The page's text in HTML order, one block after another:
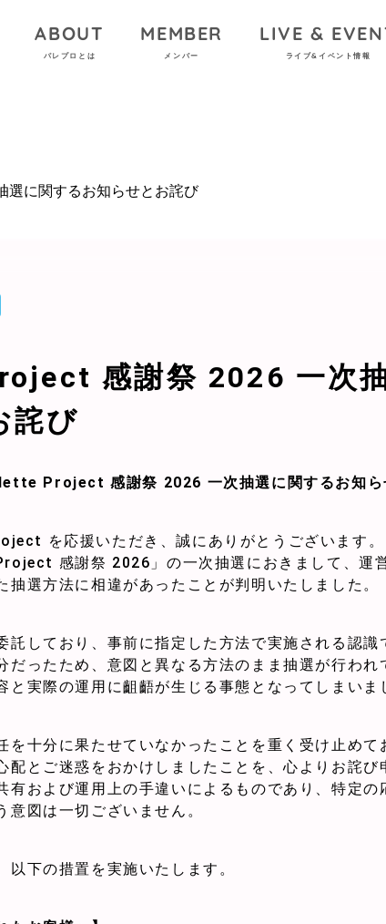
ABOUT
パレプロとは
MEMBER
メンバー
LIVE &
ライブ&イベント情報
に関するお知らせとお詫び
感謝祭 2026 一次
詫び
Project 感謝祭 2026 一次抽選に関するお知ら
を応援いただき、誠にありがとうございます。
感謝祭 2026」の一次抽選におきまして、運
抽選方法に相違があったことが判明いたしました。
託しており、事前に指定した方法で実施される認
だったため、意図と異なる方法のまま抽選が行われ
と実際の運用に齟齬が生じる事態となってしまいま
を十分に果たせていなかったことを重く受け止めて
配とご迷惑をおかけしましたことを、心よりお詫び
有および運用上の手違いによるものであり、特定
意図は一切ございません。
以下の措置を実施いたします。